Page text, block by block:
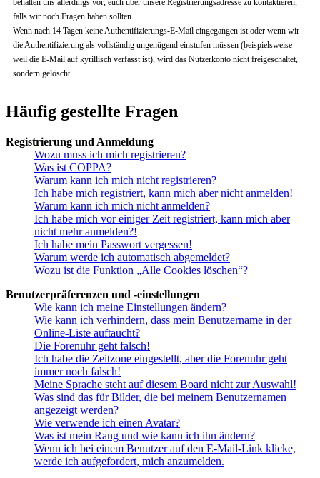
behalten uns allerdings vor, euch über unsere Registrierungsadresse zu kontaktieren,
falls wir noch Fragen haben sollten.
Wenn nach 14 Tagen keine Authentifizierungs-E-Mail eingegangen ist oder wenn wir
die Authentifizierung als vollständig ungenügend einstufen müssen (beispielsweise
weil die E-Mail auf kyrillisch verfasst ist), wird das Nutzerkonto nicht freigeschaltet,
sondern gelöscht.
Häufig gestellte Fragen
Registrierung und Anmeldung
Wozu muss ich mich registrieren?
Was ist COPPA?
Warum kann ich mich nicht registrieren?
Ich habe mich registriert, kann mich aber nicht anmelden!
Warum kann ich mich nicht anmelden?
Ich habe mich vor einiger Zeit registriert, kann mich aber
nicht mehr anmelden?!
Ich habe mein Passwort vergessen!
Warum werde ich automatisch abgemeldet?
Wozu ist die Funktion „Alle Cookies löschen“?
Benutzerpräferenzen und -einstellungen
Wie kann ich meine Einstellungen ändern?
Wie kann ich verhindern, dass mein Benutzername in der
Online-Liste auftaucht?
Die Forenuhr geht falsch!
Ich habe die Zeitzone eingestellt, aber die Forenuhr geht
immer noch falsch!
Meine Sprache steht auf diesem Board nicht zur Auswahl!
Was sind das für Bilder, die bei meinem Benutzernamen
angezeigt werden?
Wie verwende ich einen Avatar?
Was ist mein Rang und wie kann ich ihn ändern?
Wenn ich bei einem Benutzer auf den E-Mail-Link klicke,
werde ich aufgefordert, mich anzumelden.